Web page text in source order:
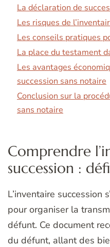
La déclaration de
Les risques de
Les conseils pratiques
La place du testament
Les avantages
succession sans notaire
Conclusion sur la
sans notaire
Comprendre
succession :
L’inventaire succession
pour organiser la
défunt. Ce document
du défunt, allant des